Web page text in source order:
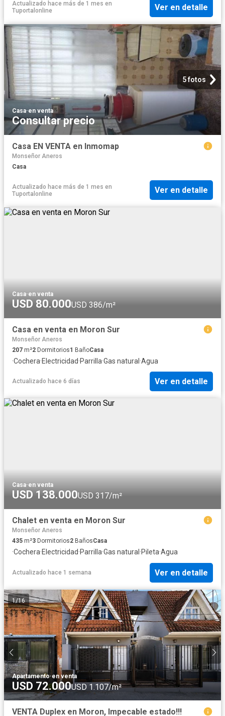
Actualizado hace más de 1 mes en
Tuportalonline
Ver en detalle
5 fotos
Casa·en venta
Consultar precio
Casa EN VENTA en Inmomap
Monseñor Aneros
Casa
Actualizado hace más de 1 mes en
Tuportalonline
Ver en detalle
Casa·en venta
USD 80.000USD 386/m²
Casa en venta en Moron Sur
Monseñor Aneros
207 m²2 Dormitorios1 BañoCasa
·Cochera·Electricidad·Parrilla·Gas natural·Agua
Actualizado hace 6 días Ver en detalle
Casa·en venta
USD 138.000USD 317/m²
Chalet en venta en Moron Sur
Monseñor Aneros
435 m²3 Dormitorios2 BañosCasa
·Cochera·Electricidad·Parrilla·Gas natural ·Pileta·Agua
Actualizado hace 1 semana Ver en detalle
1/16
Apartamento·en venta
USD 72.000USD 1.107/m²
VENTA Duplex en Moron, Impecable estado!!!